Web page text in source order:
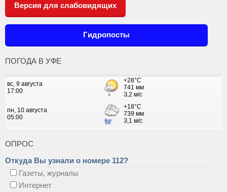
Версия для слабовидящих
Гидропосты
ПОГОДА В УФЕ
ОПРОС
Откуда Вы узнали о номере 112?
Газеты, журналы
Интернет